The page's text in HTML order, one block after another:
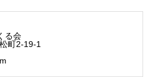
る会
町2-19-1